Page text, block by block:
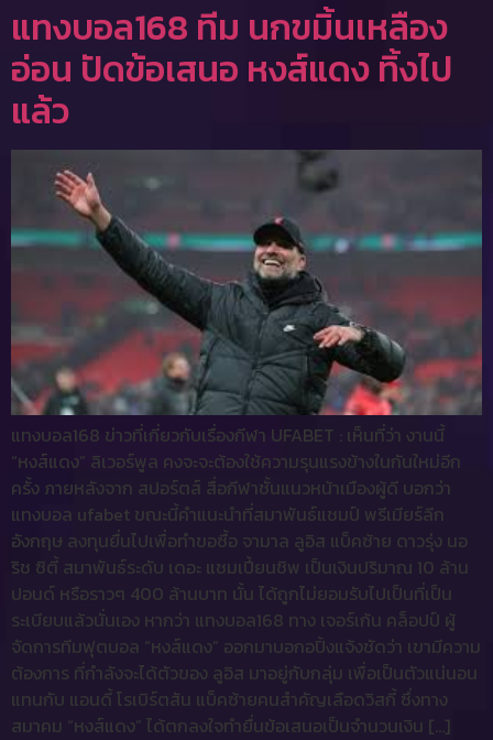
แทงบอล168 ทีม นกขมิ้นเหลือง
อ่อน ปัดข้อเสนอ หงส์แดง ทิ้งไป
แล้ว
แทงบอล168 ข่าวที่เกี่ยวกับเรื่องกีฬา UFABET : เห็นที่ว่า งานนี้
“หงส์แดง” ลิเวอร์พูล คงจะจะต้องใช้ความรุนแรงข้างในกันใหม่อีก
ครั้ง ภายหลังจาก สปอร์ตส์ สื่อกีฬาชั้นแนวหน้าเมืองผู้ดี บอกว่า
แทงบอล ufabet ขณะนี้คำแนะนำที่สมาพันธ์แชมป์ พรีเมียร์ลีก
อังกฤษ ลงทุนยื่นไปเพื่อทำขอซื้อ จามาล ลูอิส แบ็คซ้าย ดาวรุ่ง นอ
ริช ซิตี้ สมาพันธ์ระดับ เดอะ แชมเปี้ยนชิพ เป็นเงินปริมาณ 10 ล้าน
ปอนด์ หรือราวๆ 400 ล้านบาท นั้น ได้ถูกไม่ยอมรับไปเป็นที่เป็น
ระเบียบแล้วนั่นเอง หากว่า แทงบอล168 ทาง เจอร์เก้น คล็อปป์ ผู้
จัดการทีมฟุตบอล “หงส์แดง” ออกมาบอกอปิ้งแจ้งชัดว่า เขามีความ
ต้องการ ที่กำลังจะได้ตัวของ ลูอิส มาอยู่กับกลุ่ม เพื่อเป็นตัวแน่นอน
แทนกับ แอนดี้ โรเบิร์ตสัน แบ็คซ้ายคนสำคัญเลือดวิสกี้ ซึ่งทาง
สมาคม “หงส์แดง” ได้ตกลงใจทำยื่นข้อเสนอเป็นจำนวนเงิน […]